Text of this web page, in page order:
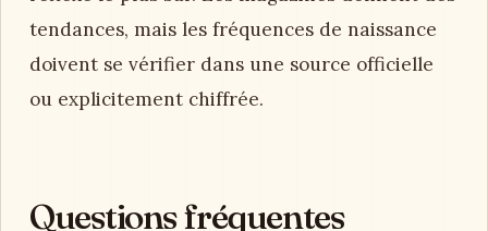
tendances, mais les fréquences de naissance
doivent se vérifier dans une source officielle
ou explicitement chiffrée.
Questions fréquentes